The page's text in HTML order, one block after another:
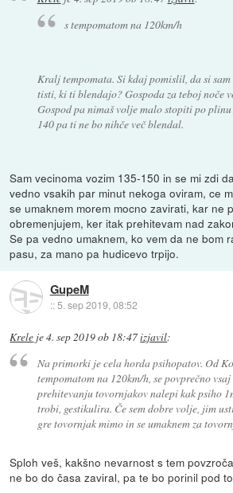
s tempomatom na 120km/h
Kralj tempomata. Si kdaj pomislil, da si
tisti, ki ti blendajo? Gospoda za teboj noče
Gospod pa nimaš volje malo stopiti po
140 pa ti ne bo nihče več blendal.
Sam vecinoma vozim 135-150 in se mi zdi
vedno vsakih par minut nekoga oviram, ce
se umaknem morem mocno zavirati, kar ne
obremenjujem, ker itak prehitevam nad
Se pa vedno umaknem, ko vem da ne bom
pasu, za mano pa hudicevo trpijo.
GupeM
::5. sep 2019, 08:52
Krele je4. sep 2019 ob 18:47izjavil:
Na primorki je cela horda psihopatov. Od
tempomatom na 120km/h, se povprečno
prehitevanju tovornjakov nalepi kak psiho
trobi, gestikulira. Če sem dobre volje, jim
gre tovornjak mimo in se umaknem za
Sploh veš, kakšno nevarnost s tem
ne bo do časa zaviral, pa te bo porinil pod